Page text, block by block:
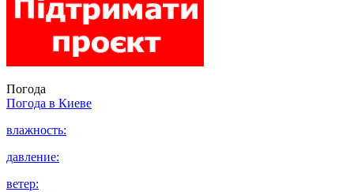
Погода
Погода в Киеве
влажность:
давление:
ветер: